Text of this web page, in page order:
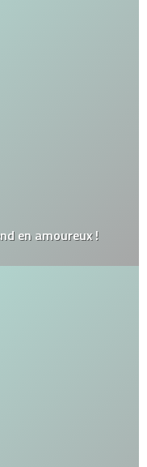
en amoureux !